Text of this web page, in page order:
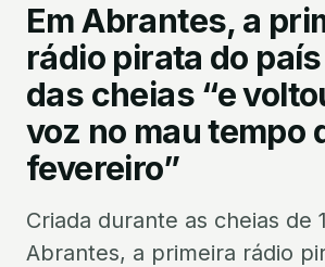
Em Abrantes, a
rádio pirata do
das cheias “e
voz no mau tempo
fevereiro”
Criada durante as cheias de
Abrantes, a primeira rádio